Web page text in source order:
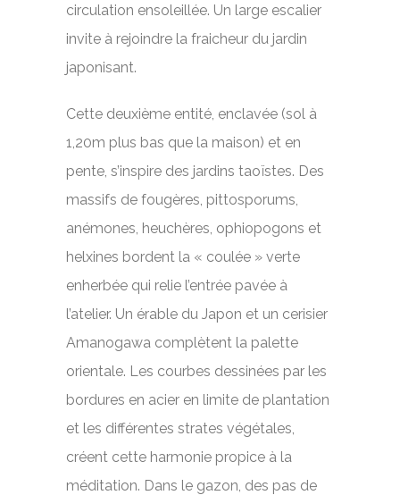
circulation ensoleillée. Un large escalier
invite à rejoindre la fraicheur du jardin
japonisant.
Cette deuxième entité, enclavée (sol à
1,20m plus bas que la maison) et en
pente, s’inspire des jardins taoïstes. Des
massifs de fougères, pittosporums,
anémones, heuchères, ophiopogons et
helxines bordent la « coulée » verte
enherbée qui relie l’entrée pavée à
l’atelier. Un érable du Japon et un cerisier
Amanogawa complètent la palette
orientale. Les courbes dessinées par les
bordures en acier en limite de plantation
et les différentes strates végétales,
créent cette harmonie propice à la
méditation. Dans le gazon, des pas de